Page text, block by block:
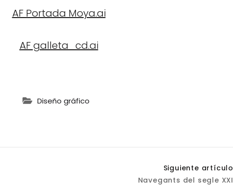
Diseño gráfico
Siguiente artículo
Navegants del segle XXI